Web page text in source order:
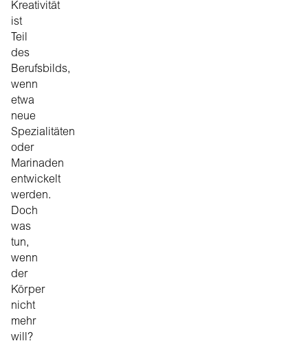
Kreativität
ist
Teil
des
Berufsbilds,
wenn
etwa
neue
Spezialitäten
oder
Marinaden
entwickelt
werden.
Doch
was
tun,
wenn
der
Körper
nicht
mehr
will?